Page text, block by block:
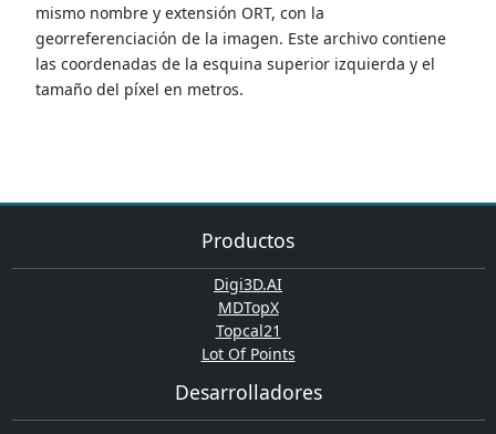
mismo nombre y extensión ORT, con la
georreferenciación de la imagen. Este archivo contiene
las coordenadas de la esquina superior izquierda y el
tamaño del píxel en metros.
Productos
Digi3D.AI
MDTopX
Topcal21
Lot Of Points
Desarrolladores